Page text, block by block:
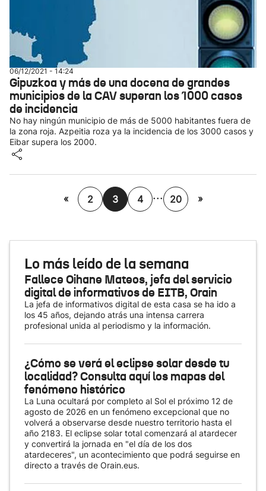
06/12/2021 - 14:24
Gipuzkoa y más de una docena de grandes
municipios de la CAV superan los 1000 casos
de incidencia
No hay ningún municipio de más de 5000 habitantes fuera de
la zona roja. Azpeitia roza ya la incidencia de los 3000 casos y
Eibar supera los 2000.
« 2 3 4 ... 20 »
Lo más leído de la semana
Fallece Oihane Mateos, jefa del servicio
digital de informativos de EITB, Orain
La jefa de informativos digital de esta casa se ha ido a
los 45 años, dejando atrás una intensa carrera
profesional unida al periodismo y la información.
¿Cómo se verá el eclipse solar desde tu
localidad? Consulta aquí los mapas del
fenómeno histórico
La Luna ocultará por completo al Sol el próximo 12 de
agosto de 2026 en un fenómeno excepcional que no
volverá a observarse desde nuestro territorio hasta el
año 2183. El eclipse solar total comenzará al atardecer
y convertirá la jornada en "el día de los dos
atardeceres", un acontecimiento que podrá seguirse en
directo a través de Orain.eus.